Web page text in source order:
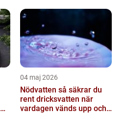
04 maj 2026
Nödvatten så säkrar du
rent dricksvatten när
vardagen vänds upp och